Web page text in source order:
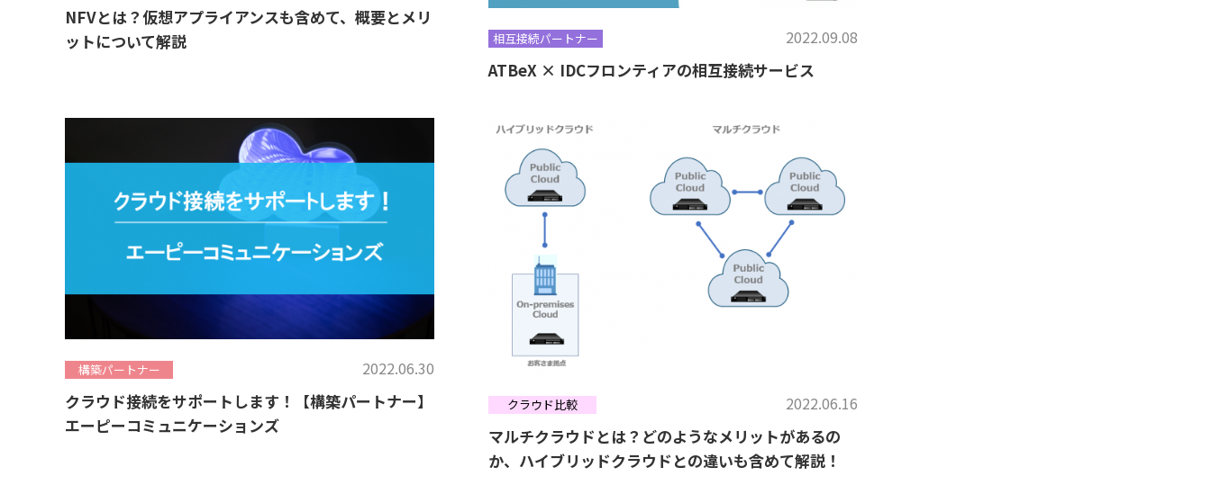
NFVとは？仮想アプライアンスも含めて、概要とメリ
ットについて解説
相互接続パートナー 2022.09.08
ATBeX × IDCフロンティアの相互接続サービス
構築パートナー 2022.06.30
クラウド接続をサポートします！【構築パートナー】
エーピーコミュニケーションズ
クラウド比較 2022.06.16
マルチクラウドとは？どのようなメリットがあるの
か、ハイブリッドクラウドとの違いも含めて解説！